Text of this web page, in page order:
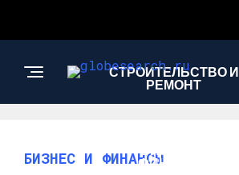
СТРОИТЕЛЬСТВО И
РЕМОНТ
БИЗНЕС И
ФИНАНСЫ
БИЗНЕС И ФИНАНСЫ